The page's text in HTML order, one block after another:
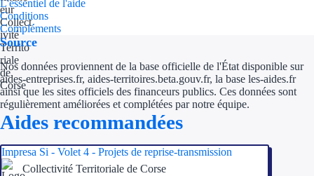
Aides Région
Aides Région
Couvertures
L'essentiel de l'aide
Conditions
Compléments
Source
Nos données proviennent de la base officielle de l'État disponible sur
aides-entreprises.fr, aides-territoires.beta.gouv.fr, la base les-aides.fr
ainsi que les sites officiels des financeurs publics. Ces données sont
régulièrement améliorées et complétées par notre équipe.
Aides recommandées
Impresa Si - Volet 4 - Projets de reprise-transmission
Collectivité Territoriale de Corse